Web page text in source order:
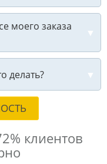
моего заказа
делать?
клиентов